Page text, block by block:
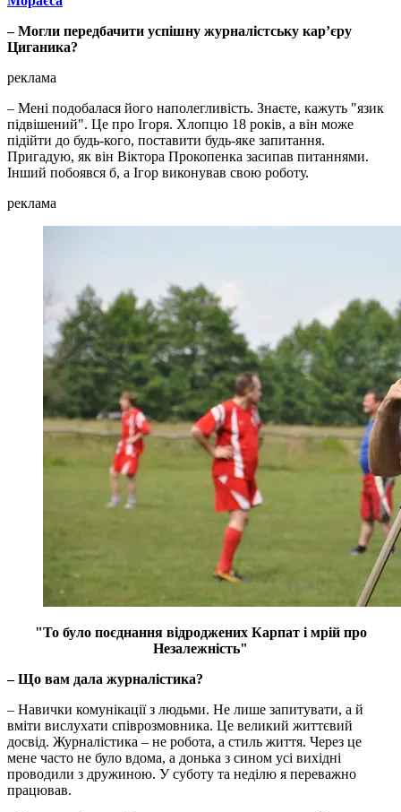
– Могли передбачити успішну журналістську кар’єру
Циганика?
реклама
– Мені подобалася його наполегливість. Знаєте, кажуть "язик
підвішений". Це про Ігоря. Хлопцю 18 років, а він може
підійти до будь-кого, поставити будь-яке запитання.
Пригадую, як він Віктора Прокопенка засипав питаннями.
Інший побоявся б, а Ігор виконував свою роботу.
реклама
"То було поєднання відроджених Карпат і мрій про
Незалежність"
– Що вам дала журналістика?
– Навички комунікації з людьми. Не лише запитувати, а й
вміти вислухати співрозмовника. Це великий життєвий
досвід. Журналістика – не робота, а стиль життя. Через це
мене часто не було вдома, а донька з сином усі вихідні
проводили з дружиною. У суботу та неділю я переважно
працював.